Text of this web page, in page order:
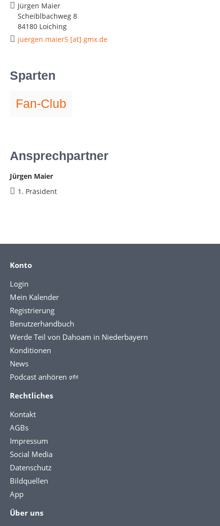
Jürgen Maier
Scheiblbachweg 8
84180 Loiching
juergen.maier5 [at] gmx.de
Sparten
Fan-Club
Ansprechpartner
Jürgen Maier
1. Präsident
Konto
Login
Mein Kalender
Registrierung
Benutzerhandbuch
Werde Teil von Dahoam in Niederbayern
Konditionen
News
Podcast anhören 🕬
Rechtliches
Kontakt
AGBs
Impressum
Social Media
Datenschutz
Bildquellen
App
Über uns